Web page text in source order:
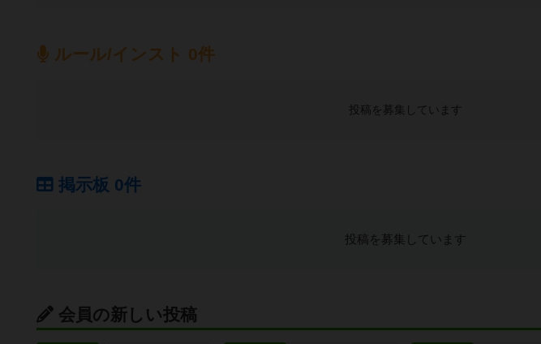
ルール/インスト 0件
投稿を募集しています
掲示板 0件
投稿を募集しています
会員の新しい投稿